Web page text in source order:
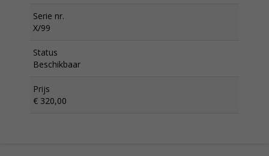
Serie nr.
X/99
Status
Beschikbaar
Prijs
€ 320,00